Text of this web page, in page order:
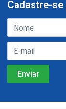
Cadastre-